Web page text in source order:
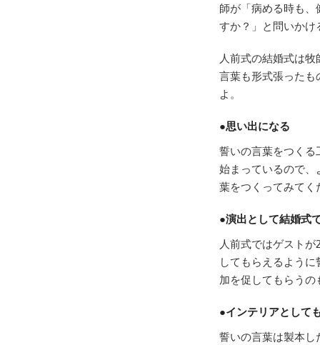
師が「病める時も
すか？」と問いかけ
人前式の結婚式は
言葉も形式張った
よ。
●思い出になる
誓いの言葉をつくる
始まっているので
葉をつくってみてく
●演出として結婚式
人前式ではゲスト
してもらえるよう
加を促してもらうの
●インテリアとして
誓いの言葉は製本